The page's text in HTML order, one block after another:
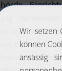
und nicht
das ein KI-